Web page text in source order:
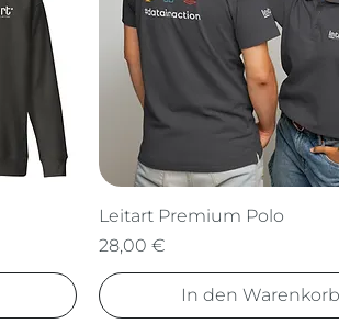
Leitart Premium Polo
Preis
28,00 €
In den Warenkorb